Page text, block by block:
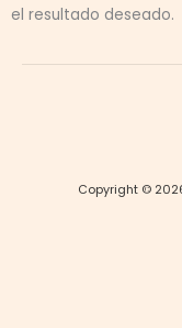
el resultado deseado.
Copyright ©